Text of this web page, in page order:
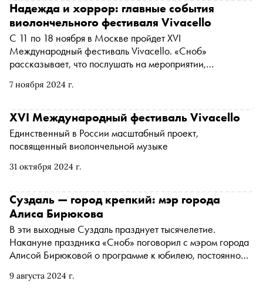
7 ноября 2024 г.
Надежда и хоррор: главные события
виолончельного фестиваля Vivacello
С 11 по 18 ноября в Москве пройдет XVI
Международный фестиваль Vivacello. «Сноб»
рассказывает, что послушать на мероприятии,
31 октября 2024 г.
XVI Международный фестиваль Vivacello
Единственный в России масштабный проект,
посвященный виолончельной музыке
9 августа 2024 г.
Суздаль — город крепкий: мэр города
Алиса Бирюкова
В эти выходные Суздаль празднует тысячелетие.
Накануне праздника «Сноб» поговорил с мэром города
Алисой Бирюковой о программе к юбилею, постоянном
нашествии